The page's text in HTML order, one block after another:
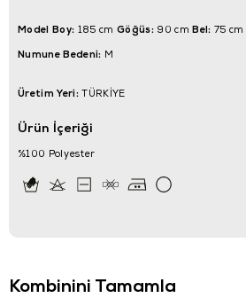
Model Boy: 185 cm Göğüs:90 cmBel: 75 cm
Numune Bedeni: M
Üretim Yeri:TÜRKİYE
Ürün İçeriği
%100 Polyester
Kombinini Tamamla